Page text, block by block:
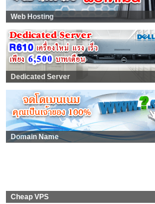
Web Hosting
Dedicated Server
Domain Name
Cheap VPS